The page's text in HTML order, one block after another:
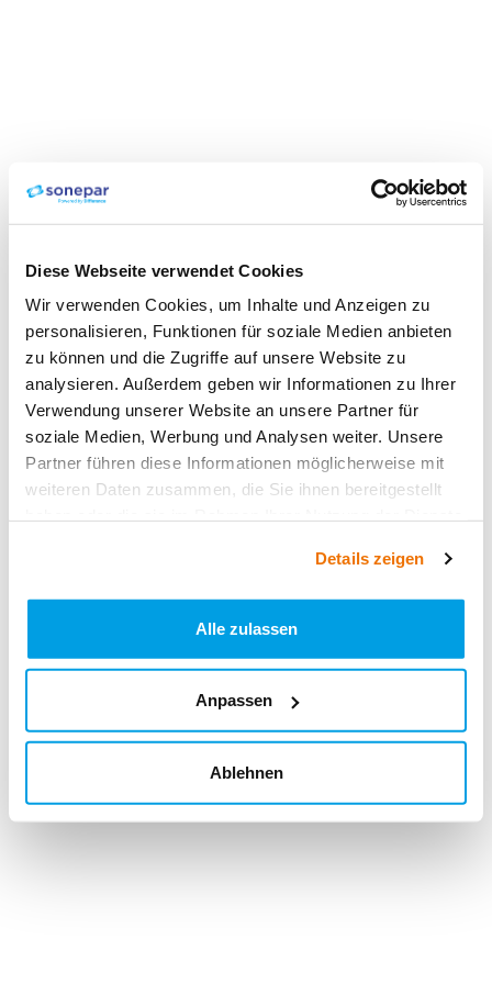
Diese Webseite verwendet Cookies
Wir verwenden Cookies, um Inhalte und Anzeigen zu
personalisieren, Funktionen für soziale Medien anbieten
zu können und die Zugriffe auf unsere Website zu
analysieren. Außerdem geben wir Informationen zu Ihrer
Verwendung unserer Website an unsere Partner für
soziale Medien, Werbung und Analysen weiter. Unsere
Partner führen diese Informationen möglicherweise mit
weiteren Daten zusammen, die Sie ihnen bereitgestellt
Details zeigen
Alle zulassen
Anpassen
Ablehnen